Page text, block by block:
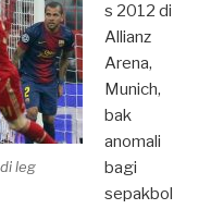
leg
s 2012 di
Allianz
Arena,
Munich,
bak
anomali
bagi
sepakbol